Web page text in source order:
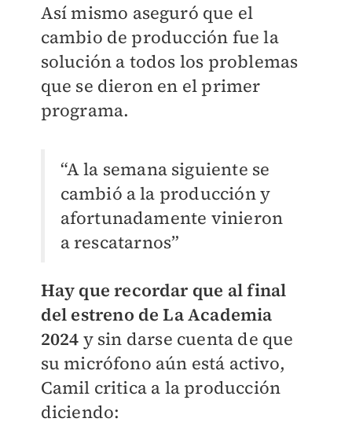
Así mismo aseguró que el
cambio de producción fue la
solución a todos los problemas
que se dieron en el primer
programa.
“A la semana siguiente se
cambió a la producción y
afortunadamente vinieron
a rescatarnos”
Hay que recordar que al final
del estreno de La Academia
2024 y sin darse cuenta de que
su micrófono aún está activo,
Camil critica a la producción
diciendo: